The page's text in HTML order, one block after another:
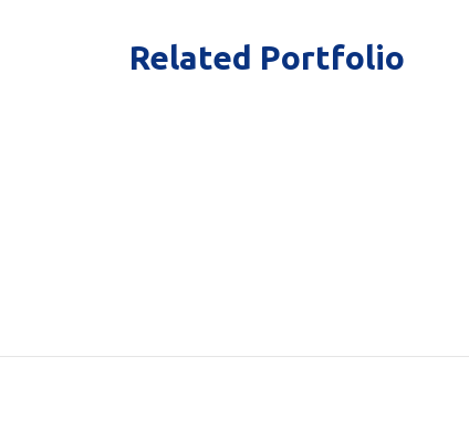
Related Portfolio